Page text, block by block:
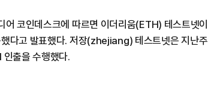
코인데스크에 따르면 이더리움(ETH) 테스트넷이
다고 발표했다. 저장(zhejiang) 테스트넷은 지난주
출을 수행했다.